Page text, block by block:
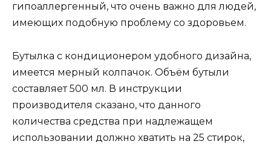
гипоаллергенный, что очень важно для людей,
имеющих подобную проблему со здоровьем.
Бутылка с кондиционером удобного дизайна,
имеется мерный колпачок. Объём бутыли
составляет 500 мл. В инструкции
производителя сказано, что данного
количества средства при надлежащем
использовании должно хватить на 25 стирок,